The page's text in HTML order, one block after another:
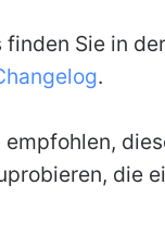
Sie in der
.
die